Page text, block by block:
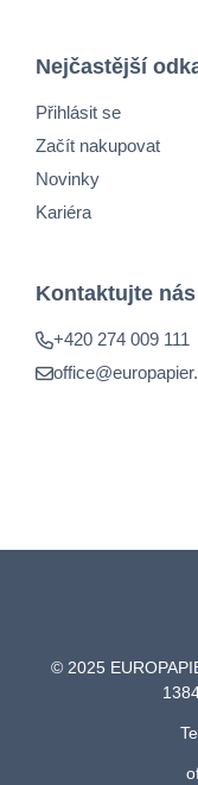
Nejčastější
Přihlásit se
Začít nakupovat
Novinky
Kariéra
Kontaktujte nás
+420 274 009 111
© 2025